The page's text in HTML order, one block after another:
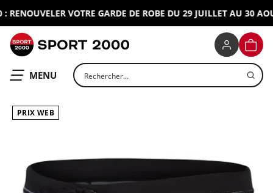
VOTRE GARDE DE ROBE DU 29 JUILLET AU 30
OUVRIR LE
MENU Rechercher un produit
PRIX WEB